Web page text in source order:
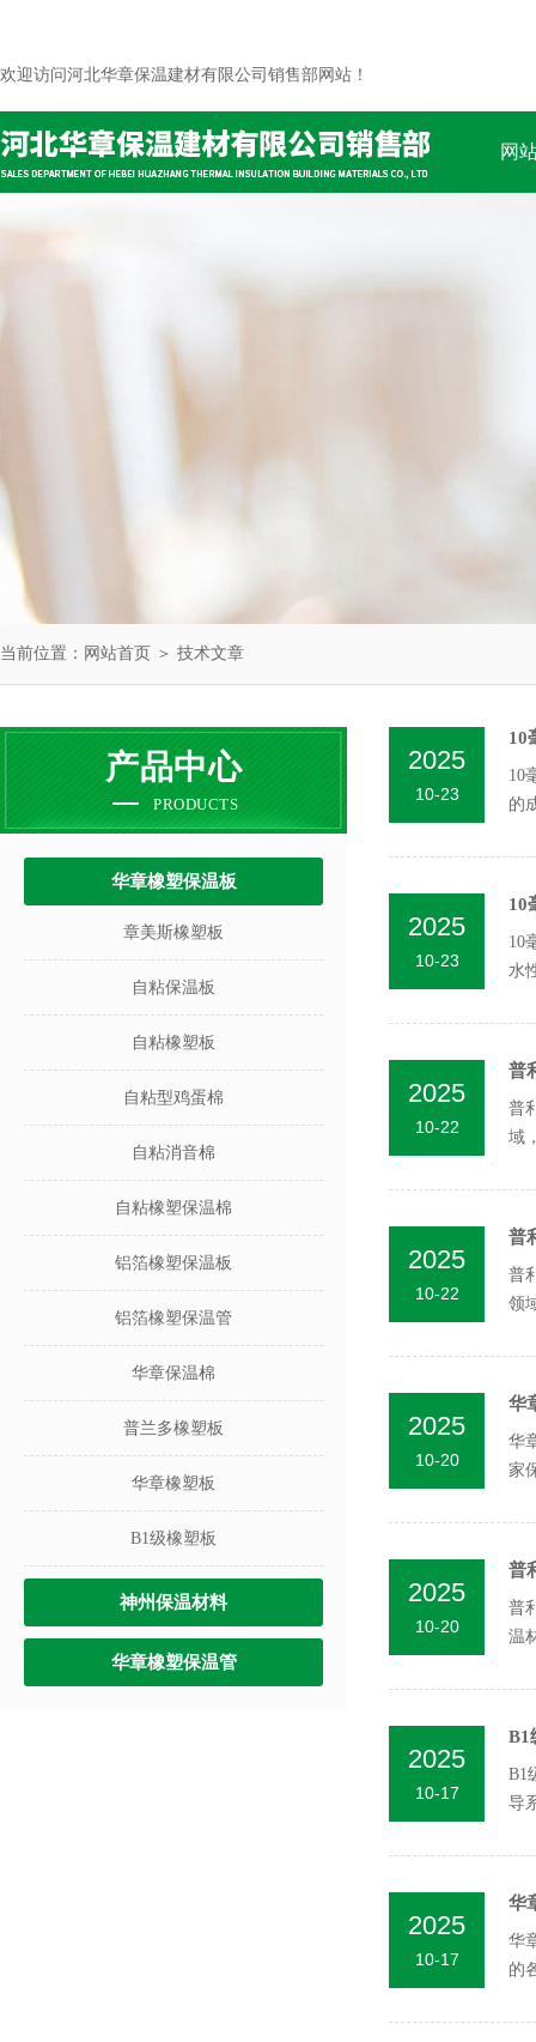
欢迎访问河北华章保温建材有限公司销售部网站！
网
当前位置： 网站首页 ＞ 技术文章
产品中心
PRODUCTS
华章橡塑保温板
章美斯橡塑板
自粘保温板
自粘橡塑板
自粘型鸡蛋棉
自粘消音棉
自粘橡塑保温棉
铝箔橡塑保温板
铝箔橡塑保温管
华章保温棉
普兰多橡塑板
华章橡塑板
B1级橡塑板
神州保温材料
华章橡塑保温管
2025
10-23
10
10
的
2025
10-23
10
10
水
2025
10-22
普
普
域
2025
10-22
普
普
领
2025
10-20
华
华
家
2025
10-20
普
普
温
2025
10-17
B1
B1
导
2025
10-17
华
华
的